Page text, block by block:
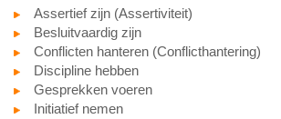
Assertief zijn (Assertiviteit)
Besluitvaardig zijn
Conflicten hanteren (Conflicthantering)
Discipline hebben
Gesprekken voeren
Initiatief nemen